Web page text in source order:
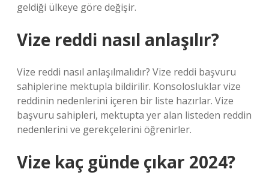
geldiği ülkeye göre değişir.
Vize reddi nasıl anlaşılır?
Vize reddi nasıl anlaşılmalıdır? Vize reddi başvuru
sahiplerine mektupla bildirilir. Konsolosluklar vize
reddinin nedenlerini içeren bir liste hazırlar. Vize
başvuru sahipleri, mektupta yer alan listeden reddin
nedenlerini ve gerekçelerini öğrenirler.
Vize kaç günde çıkar 2024?